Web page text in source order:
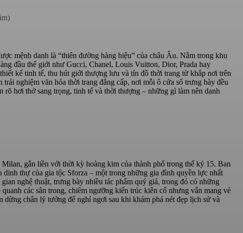
mệnh danh là “thiên đường hàng hiệu” của châu Âu. Nằm trong khu
đầu thế giới như Gucci, Chanel, Louis Vuitton, Dior, Prada hay
kế tinh tế, thu hút giới thượng lưu và tín đồ thời trang từ khắp nơi trên
nghiệm văn hóa thời trang đẳng cấp, nơi mỗi ô cửa sổ trưng bày đều
rõ hơi thở sang trọng, tinh tế và thời thượng – những gì làm nên danh
gắn liền với thời kỳ hoàng kim của thành phố trong thế kỷ 15. Ban
thự của gia tộc Sforza – một trong những gia đình quyền lực nhất
nghệ thuật, trưng bày nhiều tác phẩm quý giá, trong đó có những
các sân trong, chiêm ngưỡng kiến trúc kiên cố nhưng vẫn mang vẻ
chân lý tưởng để nghỉ ngơi sau khi khám phá nét đẹp lịch sử và